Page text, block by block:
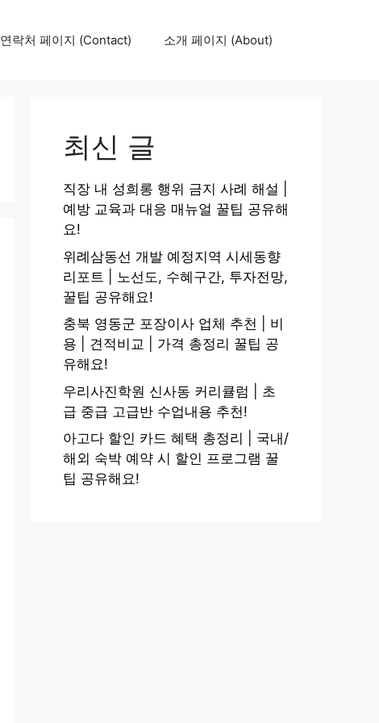
연락처 페이지 (Contact) 소개 페이지 (About)
최신 글
직장 내 성희롱 행위 금지 사례 해설 |
예방 교육과 대응 매뉴얼 꿀팁 공유해
요!
위례삼동선 개발 예정지역 시세동향
리포트 | 노선도, 수혜구간, 투자전망,
꿀팁 공유해요!
충북 영동군 포장이사 업체 추천 | 비
용 | 견적비교 | 가격 총정리 꿀팁 공
유해요!
우리사진학원 신사동 커리큘럼 | 초
급 중급 고급반 수업내용 추천!
아고다 할인 카드 혜택 총정리 | 국내/
해외 숙박 예약 시 할인 프로그램 꿀
팁 공유해요!